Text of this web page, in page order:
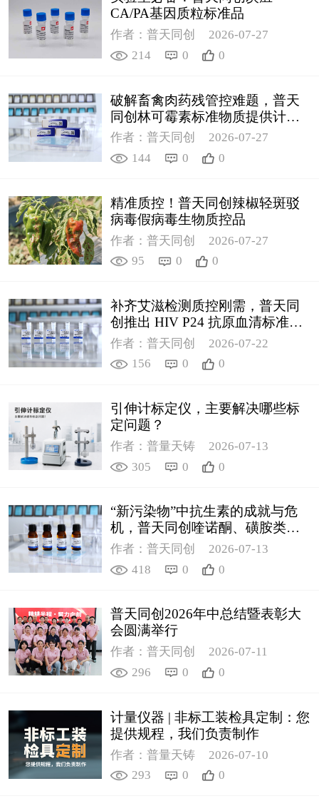
CA/PA基因质粒标准品
作者：普天同创
2026-07-27
214
0 0
破解畜禽肉药残管控难题，普天
同创林可霉素标准物质提供计量
支撑
作者：普天同创
2026-07-27
144
0 0
精准质控！普天同创辣椒轻斑驳
病毒假病毒生物质控品
作者：普天同创
2026-07-27
95
0 0
补齐艾滋检测质控刚需，普天同
创推出 HIV P24 抗原血清标准物
质
作者：普天同创
2026-07-22
156
0 0
引伸计标定仪，主要解决哪些标
定问题？
作者：普量天铸
2026-07-13
305
0 0
“新污染物”中抗生素的成就与危
机，普天同创喹诺酮、磺胺类质
控新品筑牢环境安全防线
作者：普天同创
2026-07-13
418
0 0
普天同创2026年中总结暨表彰大
会圆满举行
作者：普天同创
2026-07-11
296
0 0
计量仪器 | 非标工装检具定制：您
提供规程，我们负责制作
作者：普量天铸
2026-07-10
293
0 0